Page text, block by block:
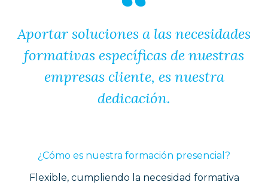
Aportar soluciones a las necesidades
formativas específicas de nuestras
empresas cliente, es nuestra
dedicación.
¿Cómo es nuestra formación presencial?
Flexible, cumpliendo la necesidad formativa